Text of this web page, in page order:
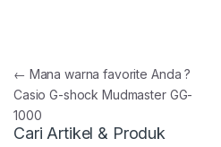
Post navigation
← Mana warna favorite Anda ?
Casio G-shock Mudmaster GG-
1000
Cari Artikel & Produk